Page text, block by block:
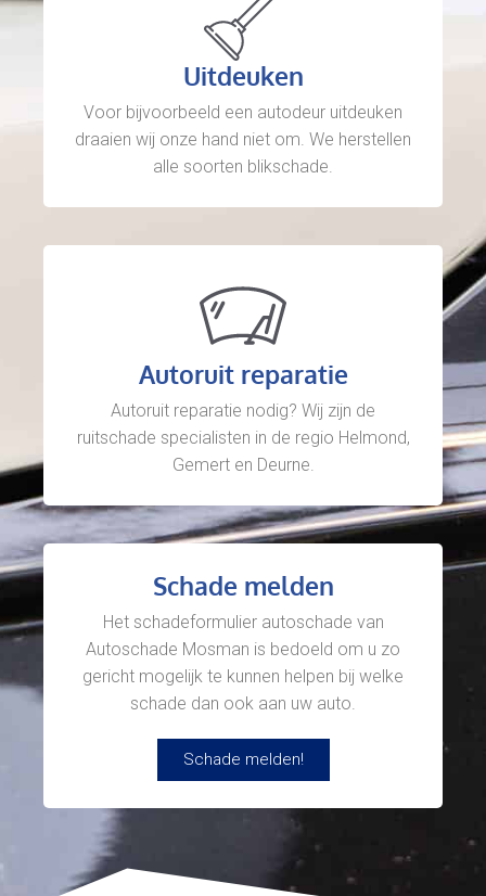
Uitdeuken
Voor bijvoorbeeld een autodeur uitdeuken
draaien wij onze hand niet om. We herstellen
alle soorten blikschade.
Autoruit reparatie
Autoruit reparatie nodig? Wij zijn de
ruitschade specialisten in de regio Helmond,
Gemert en Deurne.
Schade melden
Het schadeformulier autoschade van
Autoschade Mosman is bedoeld om u zo
gericht mogelijk te kunnen helpen bij welke
schade dan ook aan uw auto.
Schade melden!